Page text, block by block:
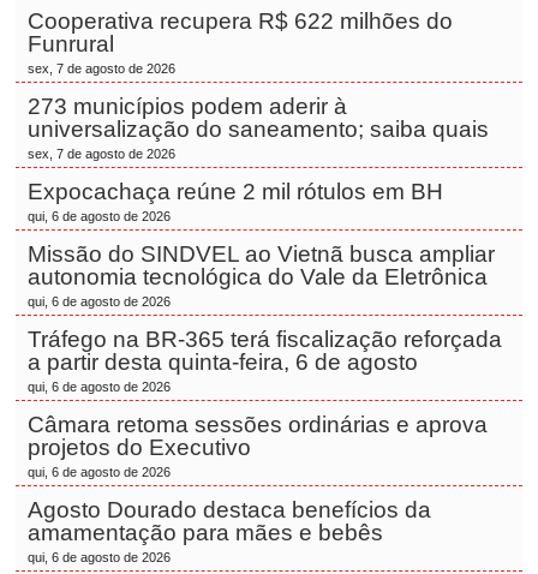
Cooperativa recupera R$ 622 milhões do
Funrural
sex, 7 de agosto de 2026
273 municípios podem aderir à
universalização do saneamento; saiba quais
sex, 7 de agosto de 2026
Expocachaça reúne 2 mil rótulos em BH
qui, 6 de agosto de 2026
Missão do SINDVEL ao Vietnã busca ampliar
autonomia tecnológica do Vale da Eletrônica
qui, 6 de agosto de 2026
Tráfego na BR-365 terá fiscalização reforçada
a partir desta quinta-feira, 6 de agosto
qui, 6 de agosto de 2026
Câmara retoma sessões ordinárias e aprova
projetos do Executivo
qui, 6 de agosto de 2026
Agosto Dourado destaca benefícios da
amamentação para mães e bebês
qui, 6 de agosto de 2026